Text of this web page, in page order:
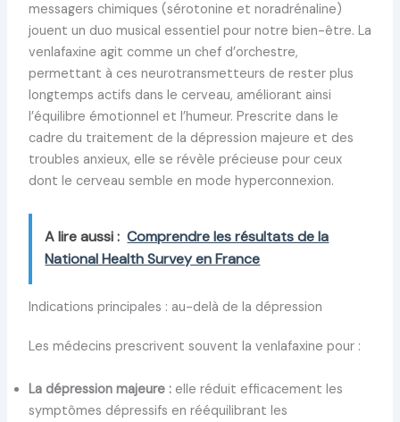
messagers chimiques (sérotonine et noradrénaline)
jouent un duo musical essentiel pour notre bien-être. La
venlafaxine agit comme un chef d’orchestre,
permettant à ces neurotransmetteurs de rester plus
longtemps actifs dans le cerveau, améliorant ainsi
l’équilibre émotionnel et l’humeur. Prescrite dans le
cadre du traitement de la dépression majeure et des
troubles anxieux, elle se révèle précieuse pour ceux
dont le cerveau semble en mode hyperconnexion.
A lire aussi : Comprendre les résultats de la
National Health Survey en France
Indications principales : au-delà de la dépression
Les médecins prescrivent souvent la venlafaxine pour :
La dépression majeure :elle réduit efficacement les
symptômes dépressifs en rééquilibrant les